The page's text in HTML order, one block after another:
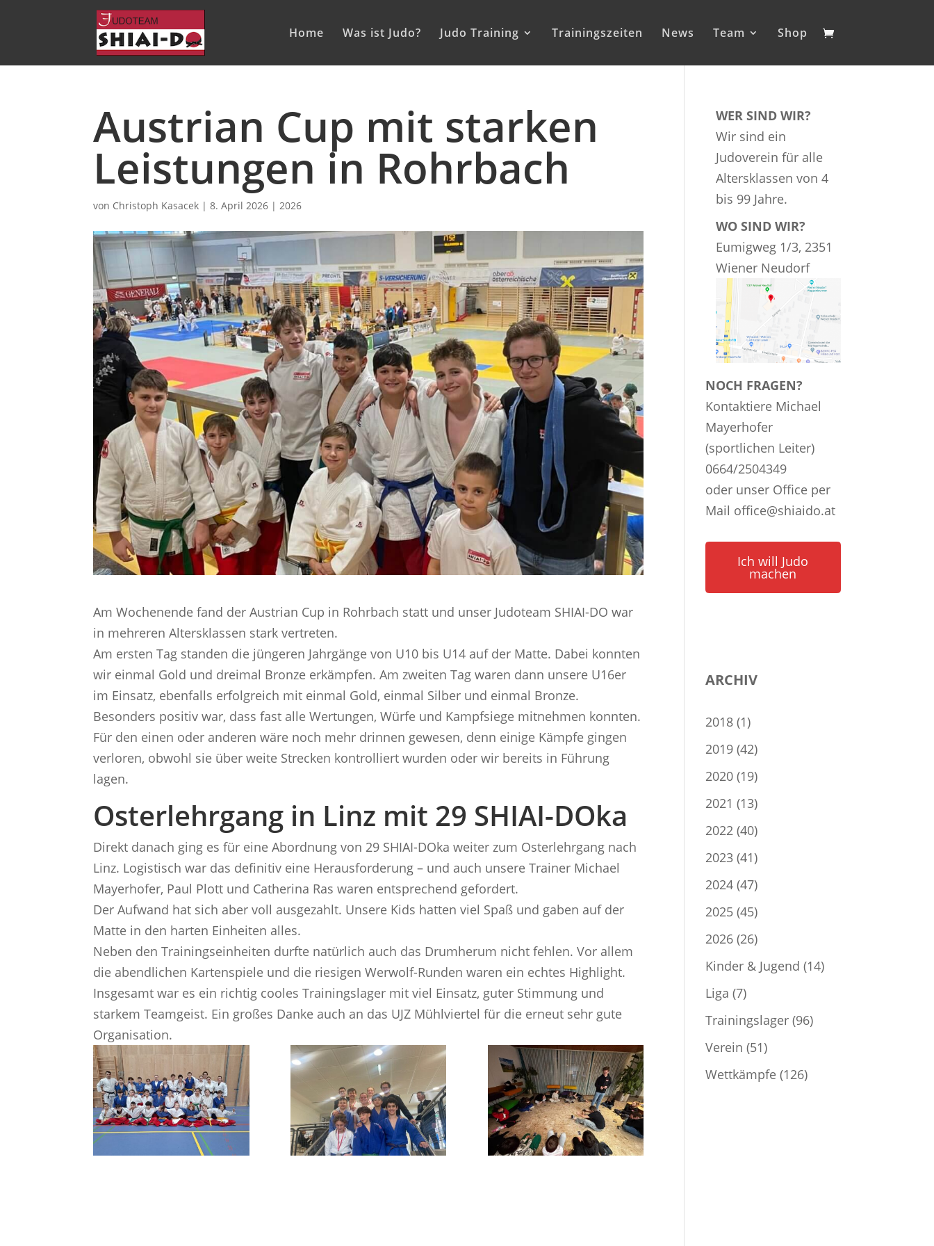
Home Was ist Judo? Judo Training Trainingszeiten News Team Shop
Austrian Cup mit starken
Leistungen in Rohrbach
von Christoph Kasacek |8. April 2026 |2026
Am Wochenende fand der Austrian Cup in Rohrbach statt und unser Judoteam SHIAI-DO war
in mehreren Altersklassen stark vertreten.
Am ersten Tag standen die jüngeren Jahrgänge von U10 bis U14 auf der Matte. Dabei konnten
wir einmal Gold und dreimal Bronze erkämpfen. Am zweiten Tag waren dann unsere U16er
im Einsatz, ebenfalls erfolgreich mit einmal Gold, einmal Silber und einmal Bronze.
Besonders positiv war, dass fast alle Wertungen, Würfe und Kampfsiege mitnehmen konnten.
Für den einen oder anderen wäre noch mehr drinnen gewesen, denn einige Kämpfe gingen
verloren, obwohl sie über weite Strecken kontrolliert wurden oder wir bereits in Führung
lagen.
Osterlehrgang in Linz mit 29 SHIAI-DOka
Direkt danach ging es für eine Abordnung von 29 SHIAI-DOka weiter zum Osterlehrgang nach
Linz. Logistisch war das definitiv eine Herausforderung – und auch unsere Trainer Michael
Mayerhofer, Paul Plott und Catherina Ras waren entsprechend gefordert.
Der Aufwand hat sich aber voll ausgezahlt. Unsere Kids hatten viel Spaß und gaben auf der
Matte in den harten Einheiten alles.
Neben den Trainingseinheiten durfte natürlich auch das Drumherum nicht fehlen. Vor allem
die abendlichen Kartenspiele und die riesigen Werwolf-Runden waren ein echtes Highlight.
Insgesamt war es ein richtig cooles Trainingslager mit viel Einsatz, guter Stimmung und
starkem Teamgeist. Ein großes Danke auch an das UJZ Mühlviertel für die erneut sehr gute
Organisation.
WER SIND WIR?
Wir sind ein
Judoverein für alle
Altersklassen von 4
bis 99 Jahre.
WO SIND WIR?
Eumigweg 1/3, 2351
Wiener Neudorf
NOCH FRAGEN?
Kontaktiere Michael
Mayerhofer
(sportlichen Leiter)
0664/2504349
oder unser Office per
Mail office@shiaido.at
Ich will Judo
machen
ARCHIV
2018 (1)
2019 (42)
2020 (19)
2021 (13)
2022 (40)
2023 (41)
2024 (47)
2025 (45)
2026 (26)
Kinder & Jugend (14)
Liga (7)
Trainingslager (96)
Verein (51)
Wettkämpfe (126)